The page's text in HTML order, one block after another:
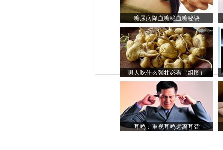
糖尿病降血糖稳血糖秘诀
男人吃什么强壮必看（组图）
耳鸣：重视耳鸣远离耳聋